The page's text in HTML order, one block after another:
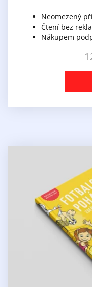
Neomezený
Čtení bez
Nákupem